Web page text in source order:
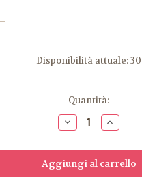
Disponibilità attuale:30
Quantità:
Diminuisci
la
di
Angelo
con
Ali
Aumenta
la
di
Angelo
con
Ali